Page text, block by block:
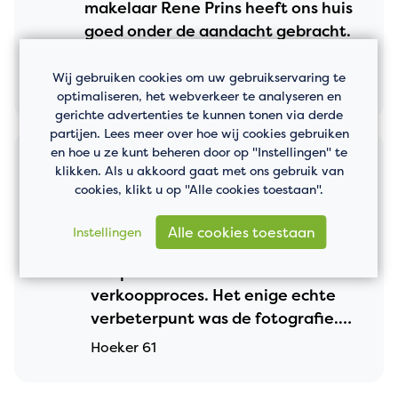
makelaar Rene Prins heeft ons huis
goed onder de aandacht gebracht.
Thea Eckhardt van Kooten
Stadsmolen 161
Mevr. Van der Laan over ons:
Het contact was erg prettig en de
begeleiding duidelijk, snel en
flexibel beschikbaar. Goede
aanpak van het hele
verkoopproces. Het enige echte
verbeterpunt was de fotografie.
Alles was echter bespreekbaar en
Hoeker 61
Wij gebruiken cookies om uw gebruikservaring te
optimaliseren, het webverkeer te analyseren en
gerichte advertenties te kunnen tonen via derde
partijen. Lees meer over hoe wij cookies gebruiken
en hoe u ze kunt beheren door op "Instellingen" te
klikken. Als u akkoord gaat met ons gebruik van
cookies, klikt u op "Alle cookies toestaan".
Instellingen Alle cookies toestaan